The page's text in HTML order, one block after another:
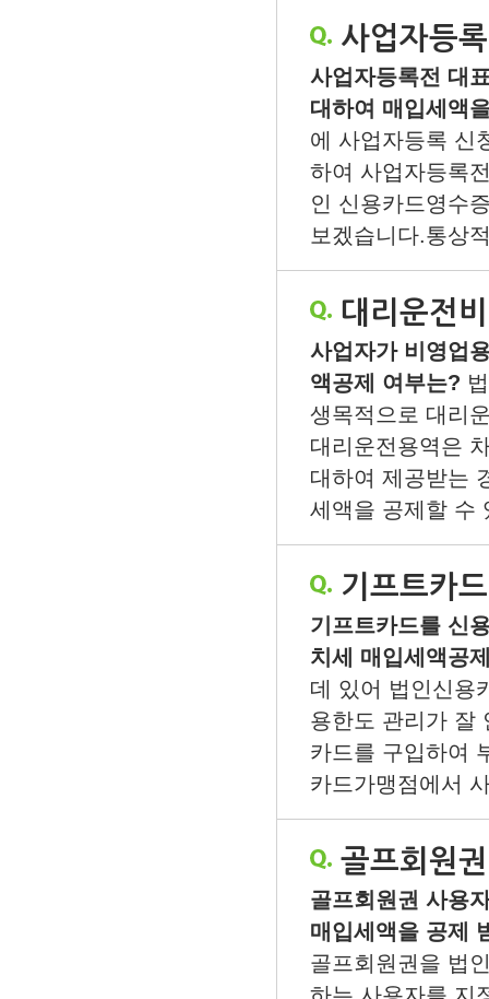
사업자등
사업자등록전 대
대하여 매입세액
에 사업자등록 신
하여 사업자등록
인 신용카드영수
보겠습니다.통상
대리운전비
사업자가 비영업
액공제 여부는?
생목적으로 대리
대리운전용역은
대하여 제공받는
세액을 공제할 수
기프트카
기프트카드를 신
치세 매입세액공
데 있어 법인신용
용한도 관리가 잘
카드를 구입하여
카드가맹점에서
골프회원
골프회원권 사용
매입세액을 공제
골프회원권을 법